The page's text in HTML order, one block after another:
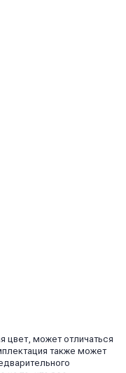
цвет, может отличаться
также может